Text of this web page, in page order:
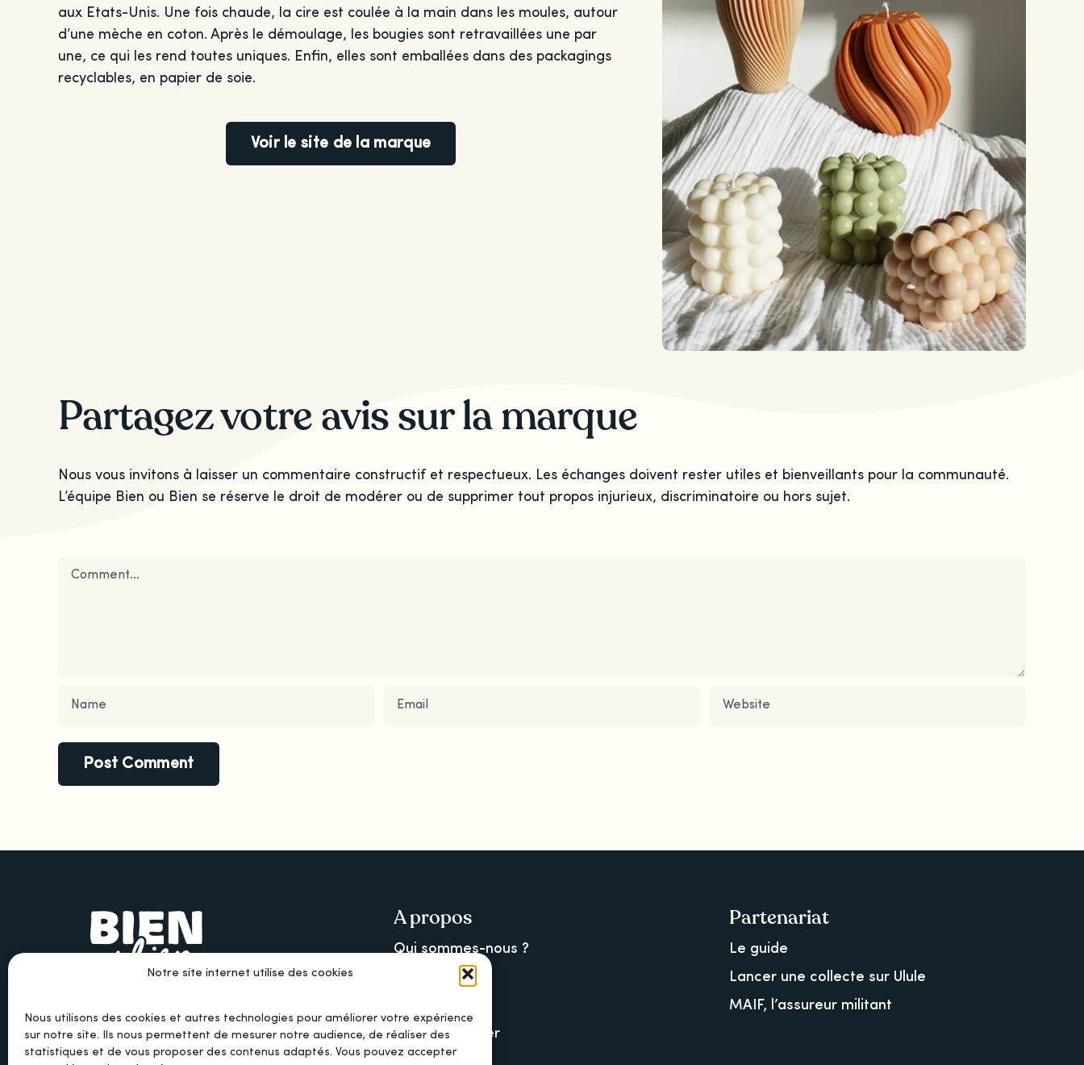
Notre site internet utilise des cookies
Nous utilisons des cookies et autres technologies pour améliorer votre expérience
sur notre site. Ils nous permettent de mesurer notre audience, de réaliser des
statistiques et de vous proposer des contenus adaptés. Vous pouvez accepter
aux Etats-Unis. Une fois chaude, la cire est coulée à la main dans les moules, autour
d’une mèche en coton. Après le démoulage, les bougies sont retravaillées une par
une, ce qui les rend toutes uniques. Enfin, elles sont emballées dans des packagings
recyclables, en papier de soie.
Voir le site de la marque
Partagez votre avis sur la marque
Nous vous invitons à laisser un commentaire constructif et respectueux. Les échanges doivent rester utiles et bienveillants pour la communauté.
L’équipe Bien ou Bien se réserve le droit de modérer ou de supprimer tout propos injurieux, discriminatoire ou hors sujet.
Comment
A propos
Qui sommes-nous ?
La newsletter
Nous contacter
Partenariat
Le guide
Lancer une collecte sur Ulule
MAIF, l’assureur militant